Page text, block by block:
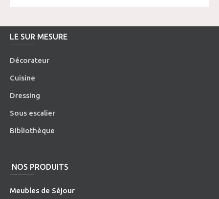
LE SUR MESURE
Décorateur
Cuisine
Dressing
Sous escalier
Bibliothèque
NOS PRODUITS
Meubles de Séjour